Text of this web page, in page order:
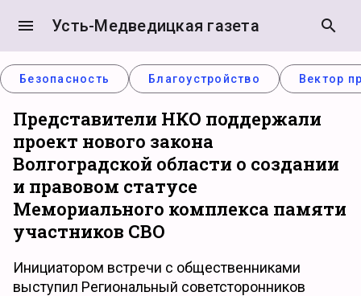
menu Усть-Медведицкая газета search
Безопасность Благоустройство Вектор
Представители НКО поддержали
проект нового закона
Волгоградской области о создании
и правовом статусе
Мемориального комплекса памяти
участников СВО
Инициатором встречи с общественниками
выступил Региональный советсторонников